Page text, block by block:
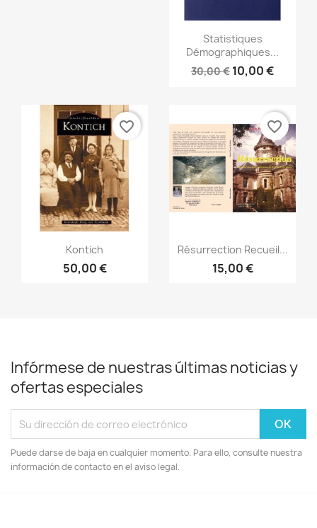
Vista rápida
Statistiques
Démographiques...
30,00 € 10,00 €
Vista rápida
Kontich
50,00 €
favorite_border
Vista rápida
Résurrection Recueil...
15,00 €
favorite_border
Infórmese de nuestras últimas noticias y
ofertas especiales
Puede darse de baja en cualquier momento. Para ello, consulte nuestra
información de contacto en el aviso legal.